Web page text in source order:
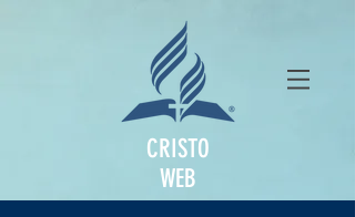
CRISTO
WEB